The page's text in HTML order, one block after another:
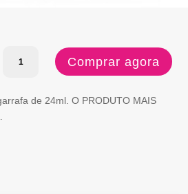
Quantidade
RUSH
Comprar agora
de 24ml. O PRODUTO MAIS